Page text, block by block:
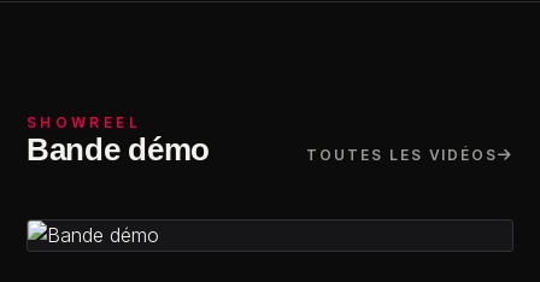
SHOWREEL
Bande démo TOUTES LES VIDÉOS